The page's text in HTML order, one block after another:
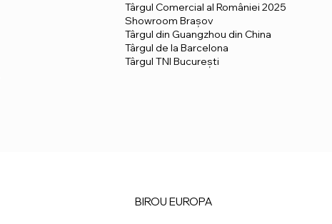
Târgul Comercial al României 2025
Showroom Brașov
Târgul din Guangzhou din China
Târgul de la Barcelona
Târgul TNI București
BIROU EUROPA